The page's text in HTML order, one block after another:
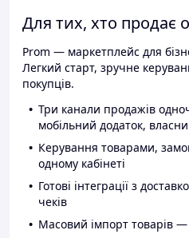
Для тих, хто продає
Prom — маркетплейс для
Легкий старт, зручне
покупців.
Три канали продажів
мобільний додаток,
Керування товарами,
одному кабінеті
Готові інтеграції з
чеків
Масовий імпорт товарів